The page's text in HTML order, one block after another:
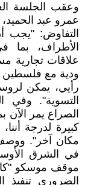
وعقب الجلسة
عمرو عبد
التفاوض: "يجب
الأطراف، بما
علاقات تجارية
ودية مع فلسطين
رأيي، يمكن
التسوية". وفي
الصراع يمر
كبيرة لدرجة
مكان آخر". ووصف
في الشرق
موقف موسكو
الضروري تنفيذ